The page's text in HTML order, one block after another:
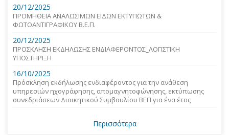
20/12/2025
ΠΡΟΜΗΘΕΙΑ ΑΝΑΛΩΣΙΜΩΝ ΕΙΔΩΝ ΕΚΤΥΠΩΤΩΝ &
ΦΩΤΟΑΝΤΙΓΡΑΦΙΚΟΥ Β.Ε.Π.
20/12/2025
ΠΡΟΣΚΛΗΣΗ ΕΚΔΗΛΩΣΗΣ ΕΝΔΙΑΦΕΡΟΝΤΟΣ_ΛΟΓΙΣΤΙΚΗ
ΥΠΟΣΤΗΡΙΞΗ
16/10/2025
Πρόσκληση εκδήλωσης ενδιαφέροντος για την ανάθεση
υπηρεσιών ηχογράφησης, απομαγνητοφώνησης, εκτύπωσης
συνεδριάσεων Διοικητικού Συμβουλίου ΒΕΠ για ένα έτος
Περισσότερα